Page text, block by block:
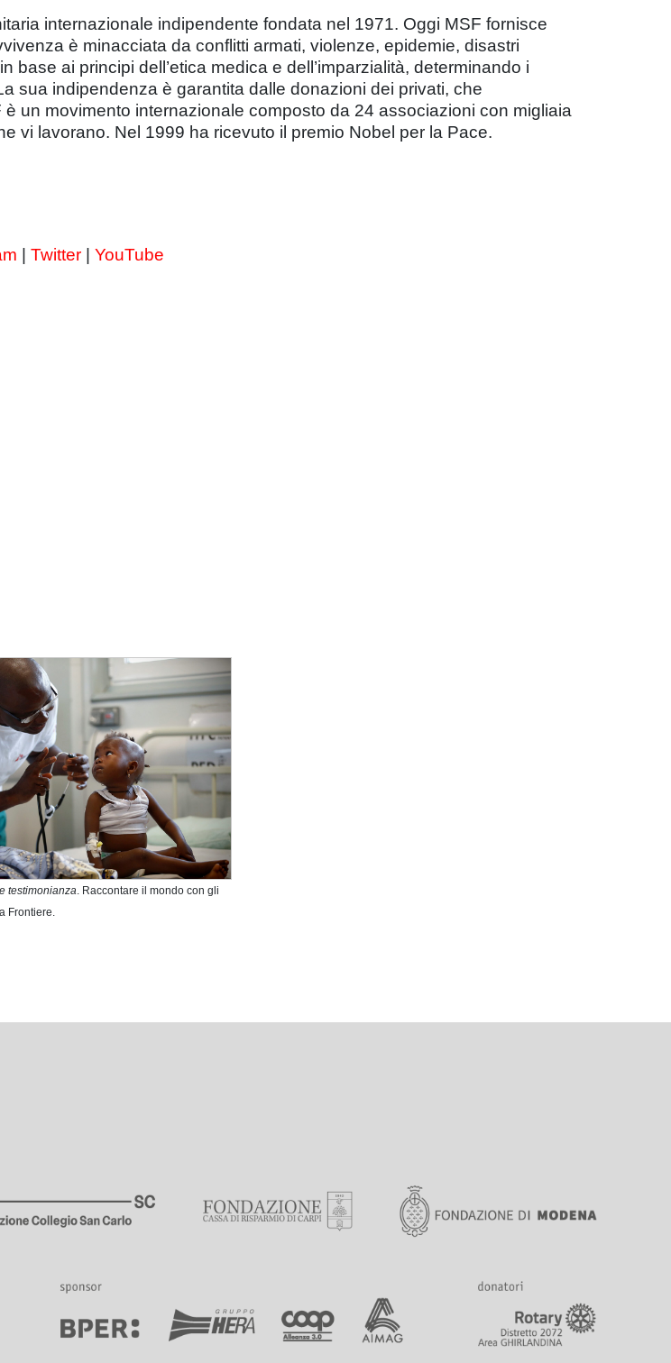
internazionale indipendente fondata nel 1971. Oggi MSF fornisce
è minacciata da conflitti armati, violenze, epidemie, disastri
base ai principi dell’etica medica e dell’imparzialità, determinando i
sua indipendenza è garantita dalle donazioni dei privati, che
un movimento internazionale composto da 24 associazioni con migliaia
vi lavorano. Nel 1999 ha ricevuto il premio Nobel per la Pace.
Twitter YouTube
testimonianza. Raccontare il mondo con gli
Frontiere.